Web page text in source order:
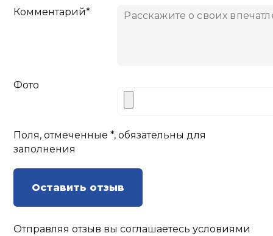
Комментарий*
Фото
Поля, отмеченные *, обязательны для
заполнения
Оставить отзыв
Отправляя отзыв вы соглашаетесьусловиями